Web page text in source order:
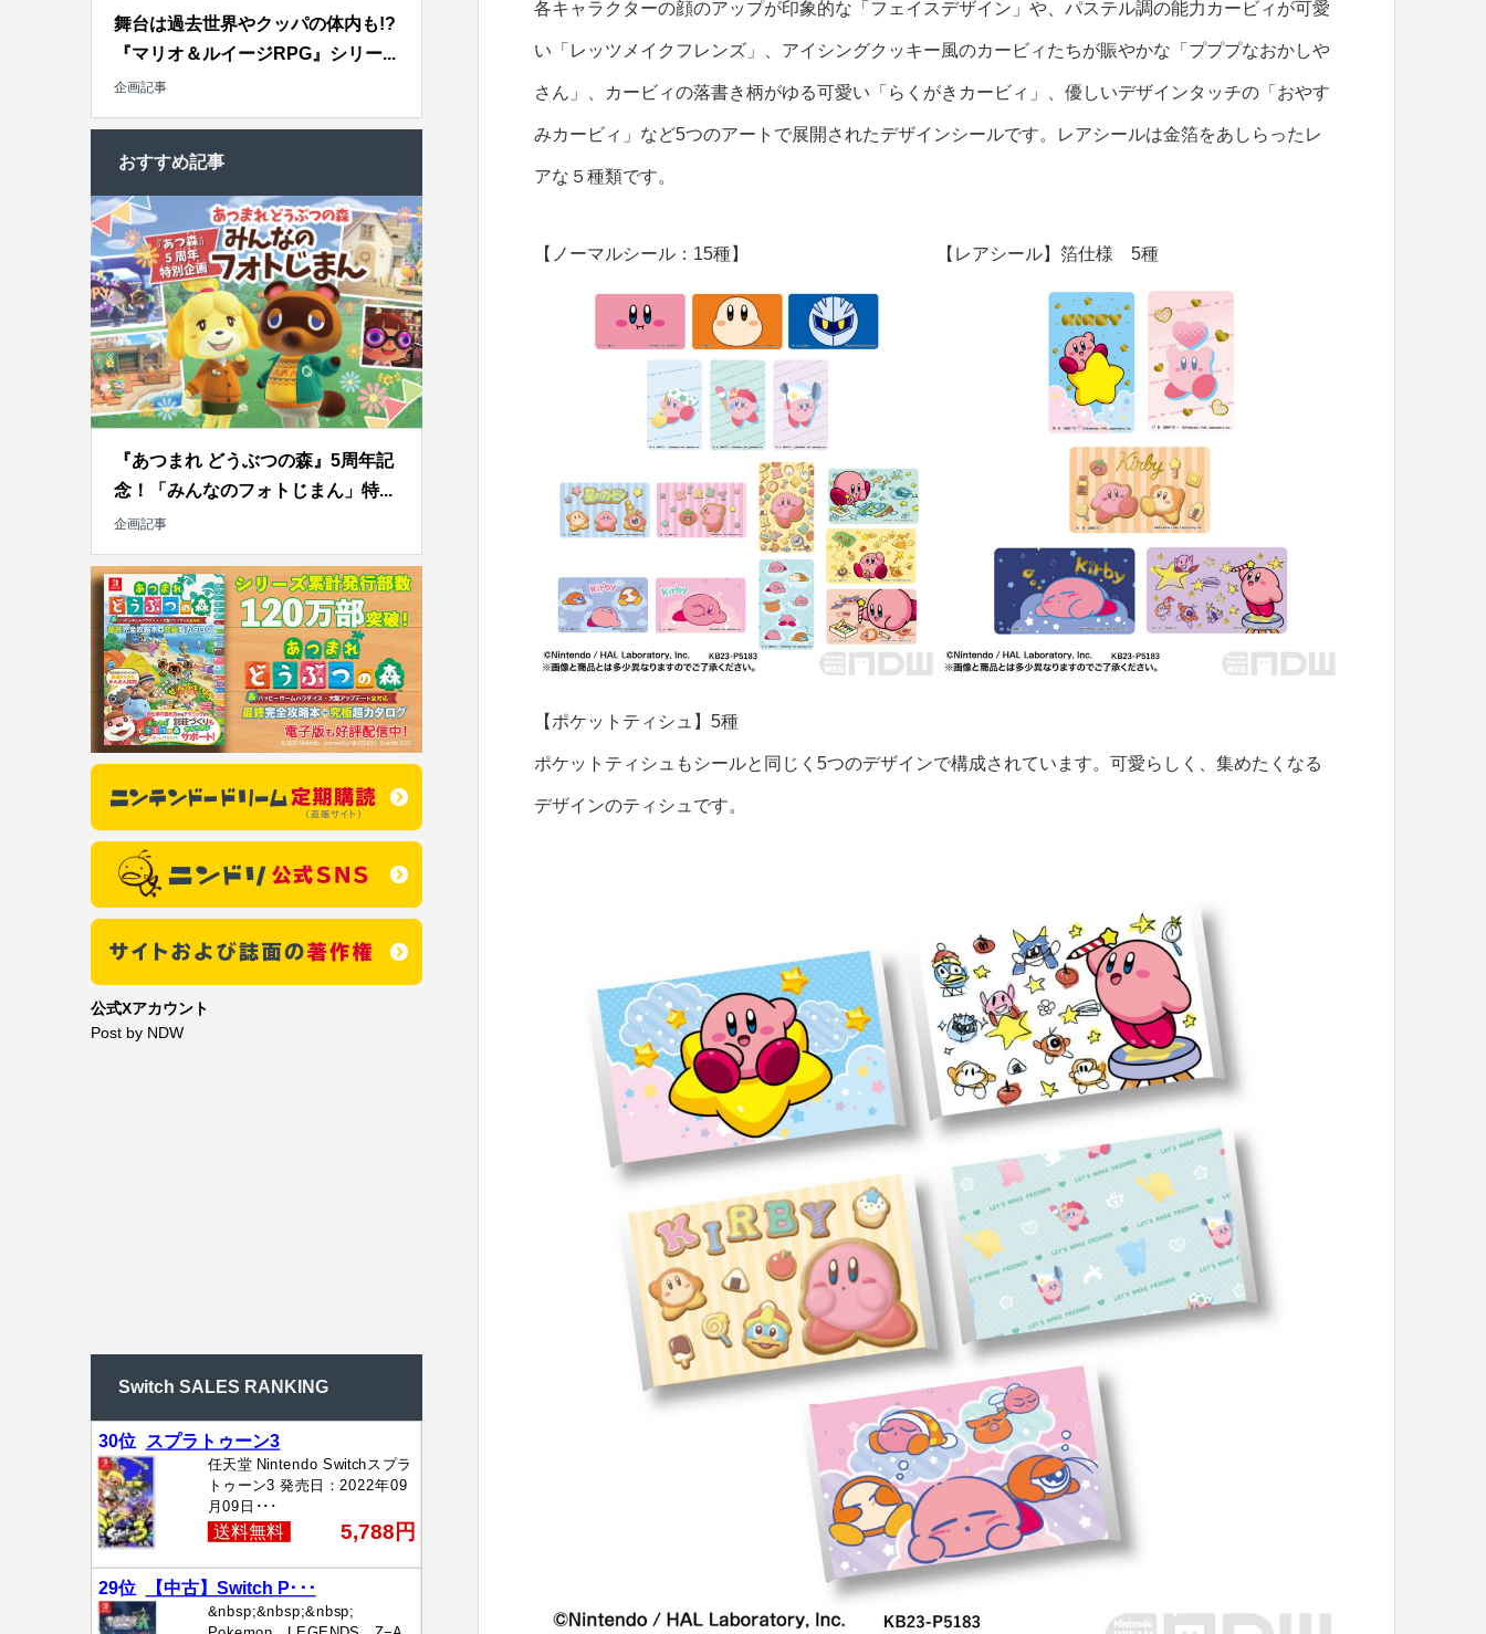
各キャラクターの顔のアップが印象的な「フェイスデザイン」や、パステル調の能力カービィが可愛
い「レッツメイクフレンズ」、アイシングクッキー風のカービィたちが賑やかな「プププなおかしや
さん」、カービィの落書き柄がゆる可愛い「らくがきカービィ」、優しいデザインタッチの「おやす
みカービィ」など5つのアートで展開されたデザインシールです。レアシールは金箔をあしらったレ
アな５種類です。
【ノーマルシール：15種】 【レアシール】箔仕様 5種
【ポケットティシュ】5種
ポケットティシュもシールと同じく5つのデザインで構成されています。可愛らしく、集めたくなる
デザインのティシュです。
舞台は過去世界やクッパの体内も!?
『マリオ＆ルイージRPG』シリー...
企画記事
おすすめ記事
『あつまれ どうぶつの森』5周年記
念！「みんなのフォトじまん」特...
企画記事
公式Xアカウント
Post by NDW
Switch SALES RANKING